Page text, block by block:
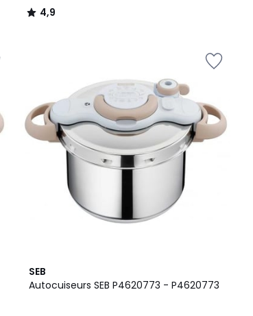
4,9
/
SEB
Autocuiseurs SEB P4620773 - P4620773